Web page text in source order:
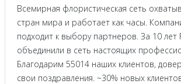
Всемирная флористическая сеть
стран мира и работает как часы.
подходит к выбору партнеров. За 10 лет
объединили в сеть настоящих
Благодарим 55014 наших клиентов,
свои поздравления. ~30% новых